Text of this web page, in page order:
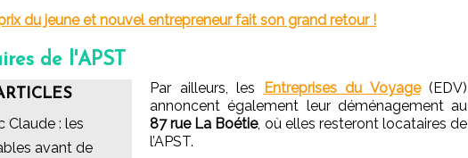
du jeune et nouvel entrepreneur fait son grand retour !
de l'APST
Claude : les
avant de
Par ailleurs, les Entreprises du Voyage(EDV)
annoncent également leur déménagement au
87 rue La Boétie, où elles resteront locataires de
l’APST.